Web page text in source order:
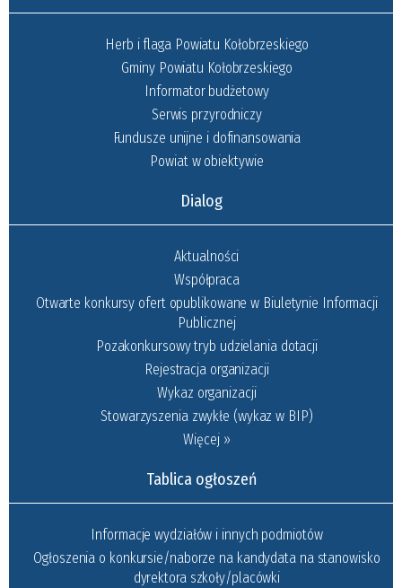
Herb i flaga Powiatu Kołobrzeskiego
Gminy Powiatu Kołobrzeskiego
Informator budżetowy
Serwis przyrodniczy
Fundusze unijne i dofinansowania
Powiat w obiektywie
Dialog
Aktualności
Współpraca
Otwarte konkursy ofert opublikowane w Biuletynie Informacji
Publicznej
Pozakonkursowy tryb udzielania dotacji
Rejestracja organizacji
Wykaz organizacji
Stowarzyszenia zwykłe (wykaz w BIP)
Więcej »
Tablica ogłoszeń
Informacje wydziałów i innych podmiotów
Ogłoszenia o konkursie/naborze na kandydata na stanowisko
dyrektora szkoły/placówki